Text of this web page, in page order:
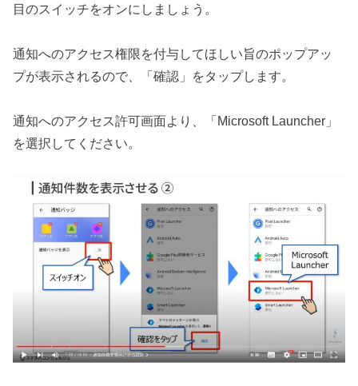
目のスイッチをオンにしましょう。
通知へのアクセス権限を付与してほしい旨のポップアッ
プが表示されるので、「確認」をタップします。
通知へのアクセス許可画面より、「Microsoft Launcher」
を選択してください。